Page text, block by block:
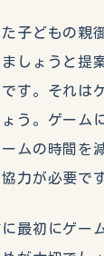
子どもの親
しょうと提
す。それは
う。ゲーム
ムの時間を
力が必要です
最初にゲー